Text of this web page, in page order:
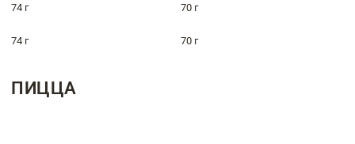
74 г 70 г
74 г 70 г
ПИЦЦА